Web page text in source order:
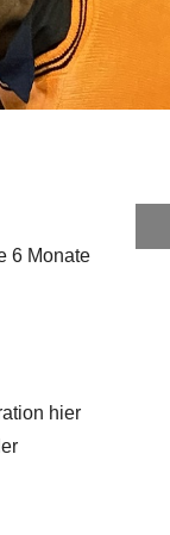
6 Monate
hier